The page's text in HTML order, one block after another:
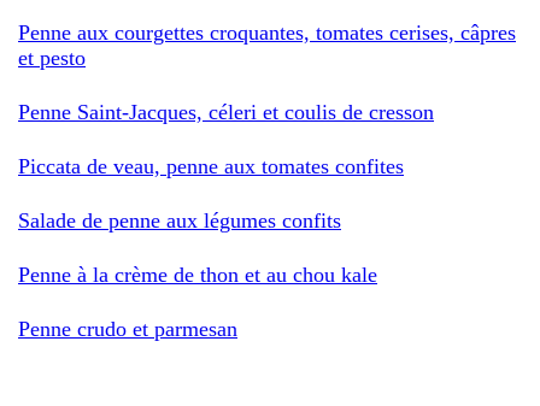
Penne aux courgettes croquantes, tomates cerises, câpres
et pesto
Penne Saint-Jacques, céleri et coulis de cresson
Piccata de veau, penne aux tomates confites
Salade de penne aux légumes confits
Penne à la crème de thon et au chou kale
Penne crudo et parmesan